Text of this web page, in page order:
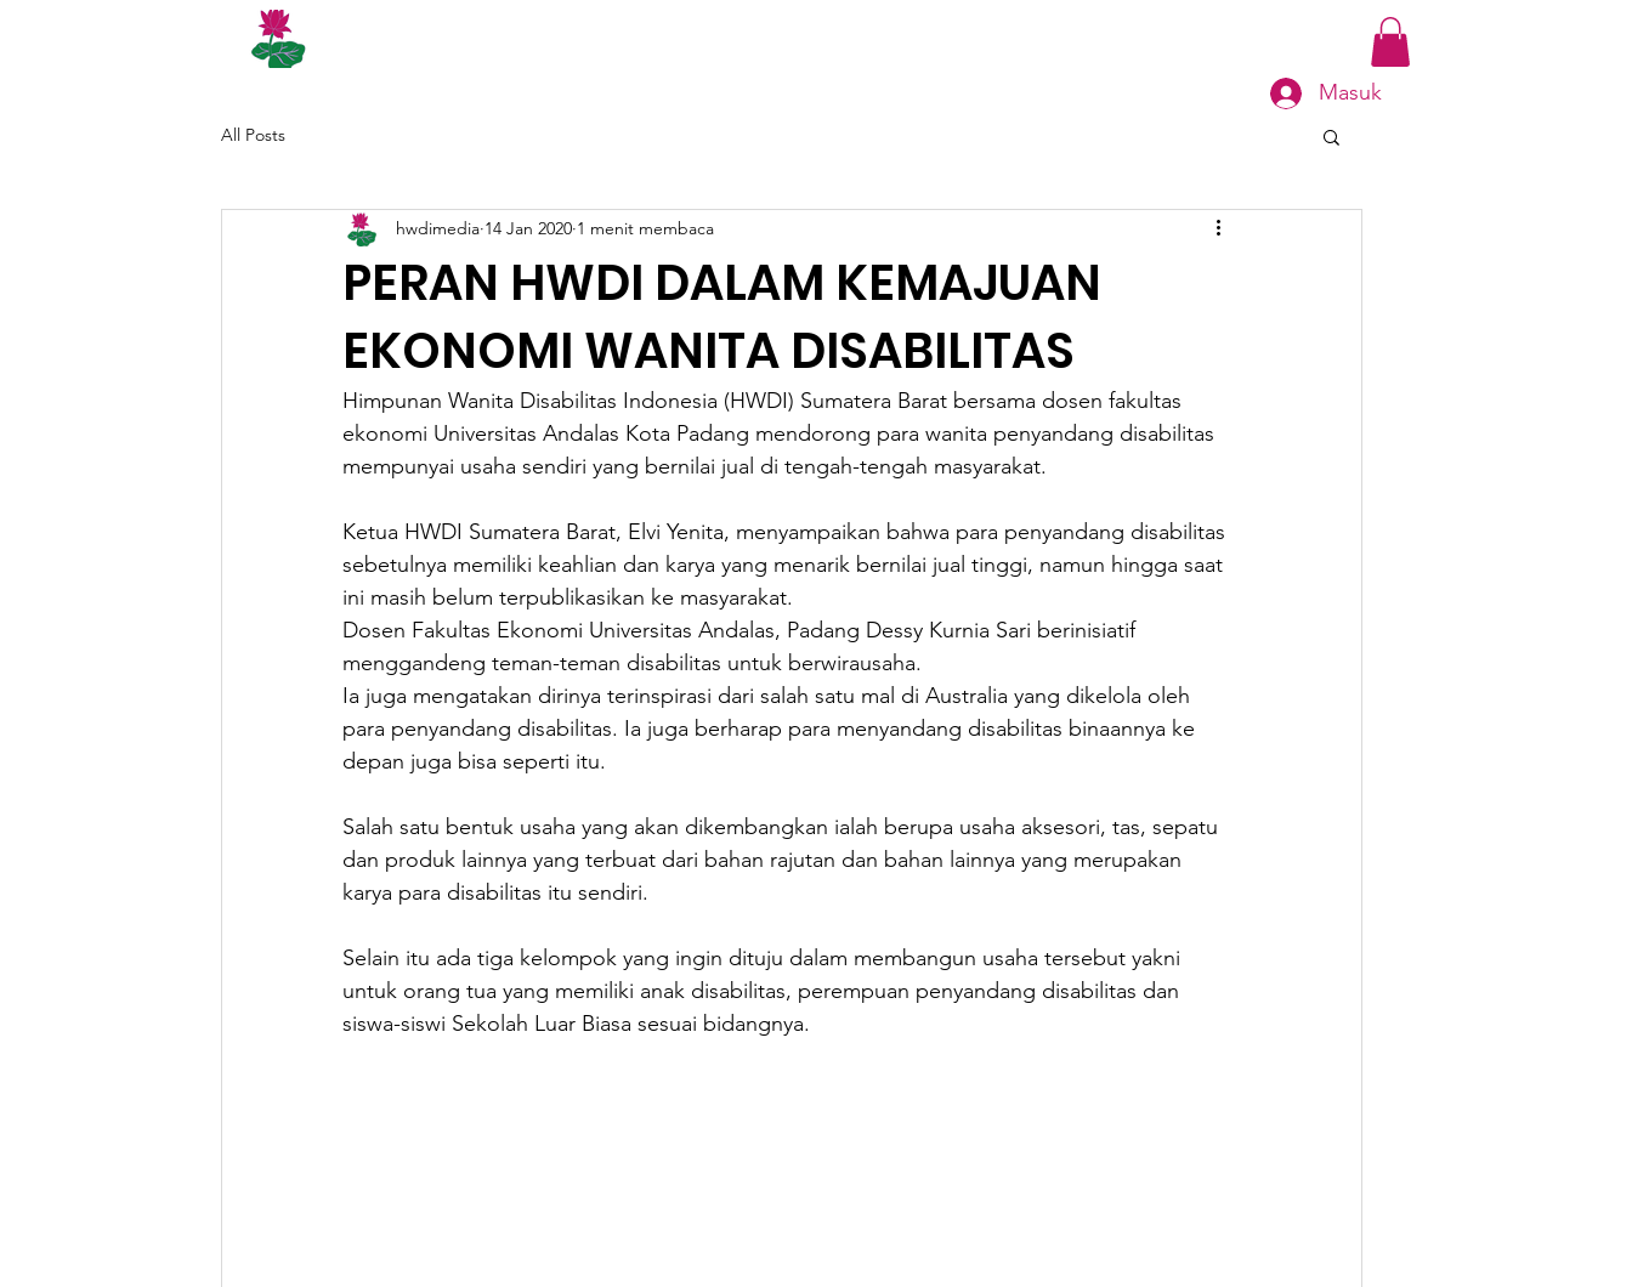
Masuk
All Posts
PERAN HWDI DALAM KEMAJUAN
EKONOMI WANITA DISABILITAS
hwdimedia 14 Jan 2020 1 menit membaca
Himpunan Wanita Disabilitas Indonesia (HWDI) Sumatera Barat bersama dosen fakultas
ekonomi Universitas Andalas Kota Padang mendorong para wanita penyandang disabilitas
mempunyai usaha sendiri yang bernilai jual di tengah-tengah masyarakat.
Ketua HWDI Sumatera Barat, Elvi Yenita, menyampaikan bahwa para penyandang disabilitas
sebetulnya memiliki keahlian dan karya yang menarik bernilai jual tinggi, namun hingga saat
ini masih belum terpublikasikan ke masyarakat.
Dosen Fakultas Ekonomi Universitas Andalas, Padang Dessy Kurnia Sari berinisiatif
menggandeng teman-teman disabilitas untuk berwirausaha.
Ia juga mengatakan dirinya terinspirasi dari salah satu mal di Australia yang dikelola oleh
para penyandang disabilitas. Ia juga berharap para menyandang disabilitas binaannya ke
depan juga bisa seperti itu.
Salah satu bentuk usaha yang akan dikembangkan ialah berupa usaha aksesori, tas, sepatu
dan produk lainnya yang terbuat dari bahan rajutan dan bahan lainnya yang merupakan
karya para disabilitas itu sendiri.
Selain itu ada tiga kelompok yang ingin dituju dalam membangun usaha tersebut yakni
untuk orang tua yang memiliki anak disabilitas, perempuan penyandang disabilitas dan
siswa-siswi Sekolah Luar Biasa sesuai bidangnya.